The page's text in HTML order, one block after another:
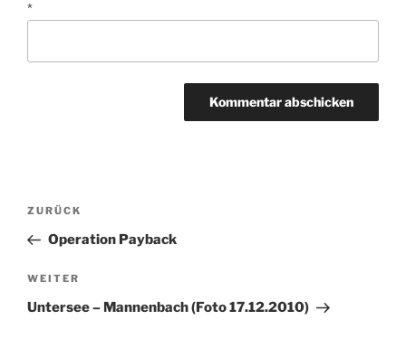
*
Beitragsnavigation
Vorheriger
Beitrag
ZURÜCK
Operation Payback
Nächster
Beitrag
WEITER
Untersee – Mannenbach (Foto 17.12.2010)